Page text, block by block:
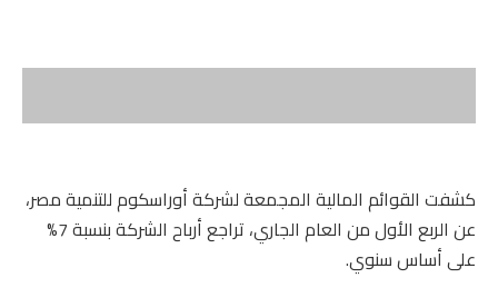
كشفت القوائم المالية المجمعة لشركة أوراسكوم للتنمية مصر،
عن الربع الأول من العام الجاري، تراجع أرباح الشركة بنسبة 7%
على أساس سنوي.